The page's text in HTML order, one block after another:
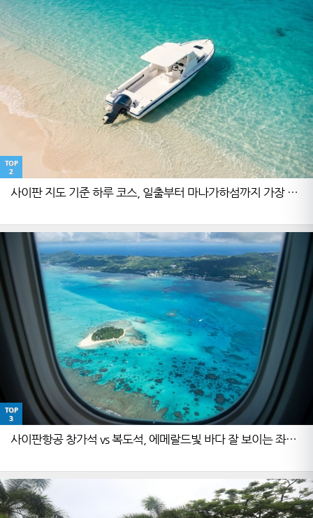
TOP
2
사이판 지도 기준 하루 코스, 일출부터 마나가하섬까지 가장 효
TOP
3
사이판항공 창가석 vs 복도석, 에메랄드빛 바다 잘 보이는 좌석